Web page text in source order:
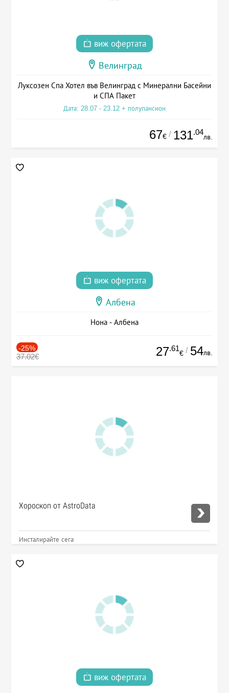
виж офертата
Велинград
Луксозен Спа Хотел във Велинград с Минерални Басейни
и СПА Пакет
Дата: 28.07 - 23.12 + полупансион
67€ / 131.04
лв.
виж офертата
Албена
Нона - Албена
-25%
37.02€ 27.61
€ / 54лв.
Хороскоп от AstroData
Инсталирайте сега
виж офертата